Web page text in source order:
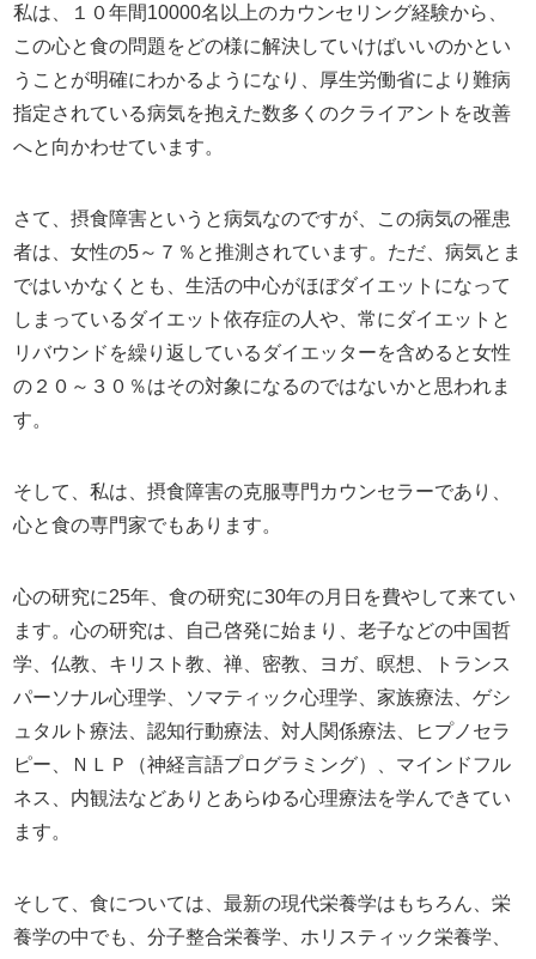
私は、１０年間10000名以上のカウンセリング経験から、
この心と食の問題をどの様に解決していけばいいのかとい
うことが明確にわかるようになり、厚生労働省により難病
指定されている病気を抱えた数多くのクライアントを改善
へと向かわせています。
さて、摂食障害というと病気なのですが、この病気の罹患
者は、女性の5～７％と推測されています。ただ、病気とま
ではいかなくとも、生活の中心がほぼダイエットになって
しまっているダイエット依存症の人や、常にダイエットと
リバウンドを繰り返しているダイエッターを含めると女性
の２０～３０％はその対象になるのではないかと思われま
す。
そして、私は、摂食障害の克服専門カウンセラーであり、
心と食の専門家でもあります。
心の研究に25年、食の研究に30年の月日を費やして来てい
ます。心の研究は、自己啓発に始まり、老子などの中国哲
学、仏教、キリスト教、禅、密教、ヨガ、瞑想、トランス
パーソナル心理学、ソマティック心理学、家族療法、ゲシ
ュタルト療法、認知行動療法、対人関係療法、ヒプノセラ
ピー、ＮＬＰ（神経言語プログラミング）、マインドフル
ネス、内観法などありとあらゆる心理療法を学んできてい
ます。
そして、食については、最新の現代栄養学はもちろん、栄
養学の中でも、分子整合栄養学、ホリスティック栄養学、